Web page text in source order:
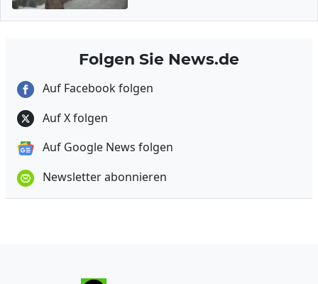
Folgen Sie News.de
Auf Facebook folgen
Auf X folgen
Auf Google News folgen
Newsletter abonnieren